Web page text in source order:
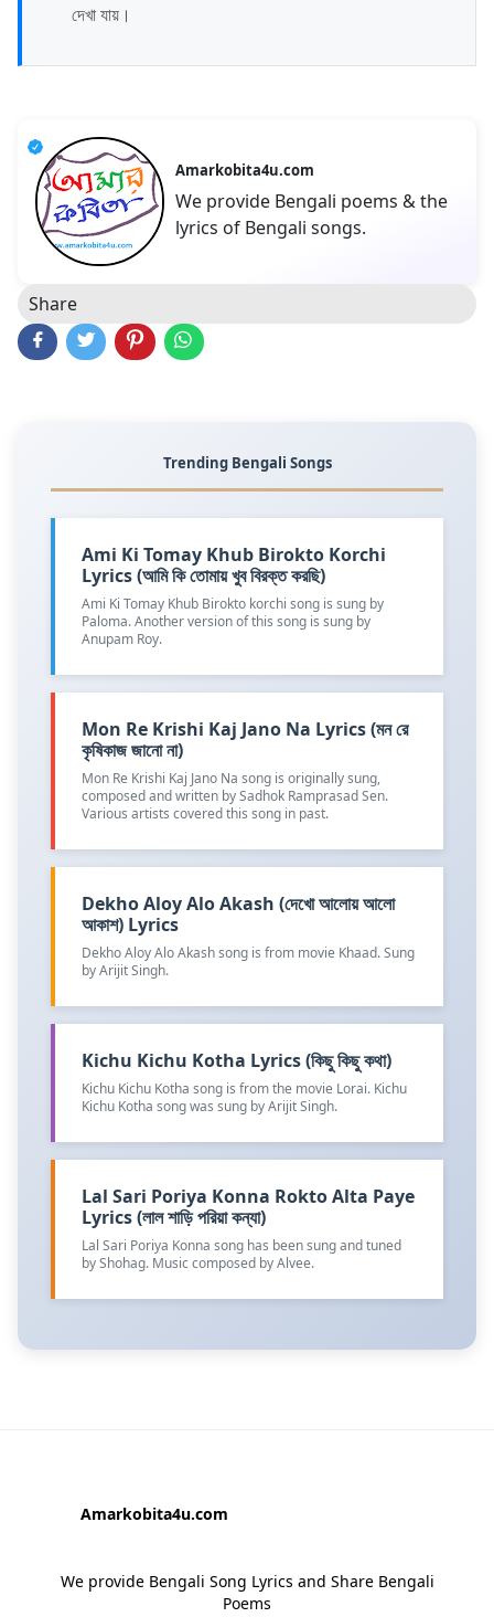
দেখা যায়।
Amarkobita4u.com
We provide Bengali poems & the
lyrics of Bengali songs.
Share
Trending Bengali Songs
Ami Ki Tomay Khub Birokto Korchi
Lyrics (আমি কি তোমায় খুব বিরক্ত করছি)
Ami Ki Tomay Khub Birokto korchi song is sung by
Paloma. Another version of this song is sung by
Anupam Roy.
Mon Re Krishi Kaj Jano Na Lyrics (মন রে
কৃষিকাজ জানো না)
Mon Re Krishi Kaj Jano Na song is originally sung,
composed and written by Sadhok Ramprasad Sen.
Various artists covered this song in past.
Dekho Aloy Alo Akash (দেখো আলোয় আলো
আকাশ) Lyrics
Dekho Aloy Alo Akash song is from movie Khaad. Sung
by Arijit Singh.
Kichu Kichu Kotha Lyrics (কিছু কিছু কথা)
Kichu Kichu Kotha song is from the movie Lorai. Kichu
Kichu Kotha song was sung by Arijit Singh.
Lal Sari Poriya Konna Rokto Alta Paye
Lyrics (লাল শাড়ি পরিয়া কন্যা)
Lal Sari Poriya Konna song has been sung and tuned
by Shohag. Music composed by Alvee.
Amarkobita4u.com
We provide Bengali Song Lyrics and Share Bengali
Poems